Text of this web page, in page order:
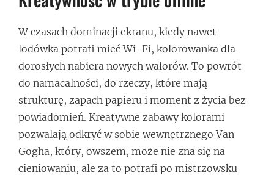
W czasach dominacji ekranu, kiedy nawet
lodówka potrafi mieć Wi-Fi, kolorowanka dla
dorosłych nabiera nowych walorów. To powrót
do namacalności, do rzeczy, które mają
strukturę, zapach papieru i moment z życia bez
powiadomień. Kreatywne zabawy kolorami
pozwalają odkryć w sobie wewnętrznego Van
Gogha, który, owszem, może nie zna się na
cieniowaniu, ale za to potrafi po mistrzowsku